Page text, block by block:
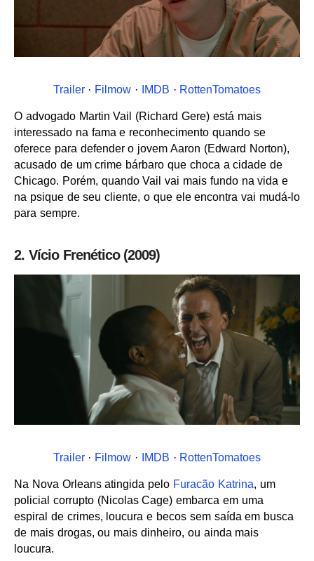
Trailer· Filmow · IMDB · RottenTomatoes
O advogado Martin Vail (Richard Gere) está mais
interessado na fama e reconhecimento quando se
oferece para defender o jovem Aaron (Edward Norton),
acusado de um crime bárbaro que choca a cidade de
Chicago. Porém, quando Vail vai mais fundo na vida e
na psique de seu cliente, o que ele encontra vai mudá-lo
para sempre.
2. Vício Frenético (2009)
Trailer· Filmow · IMDB · RottenTomatoes
Na Nova Orleans atingida pelo Furacão Katrina, um
policial corrupto (Nicolas Cage) embarca em uma
espiral de crimes, loucura e becos sem saída em busca
de mais drogas, ou mais dinheiro, ou ainda mais
loucura.